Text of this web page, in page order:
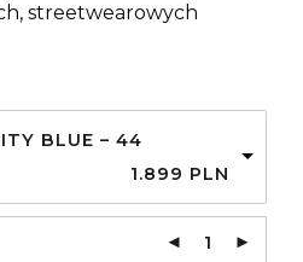
streetwearowych
BLUE – 44
1.899 PLN